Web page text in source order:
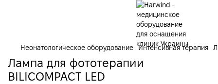
Неонатологическое оборудование Интенсивная терапия
Лампа для фототерапии
BILICOMPACT LED